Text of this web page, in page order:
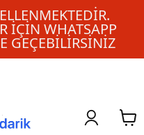
IÇIN WHATSAPP
GEÇEBILIRSINIZ